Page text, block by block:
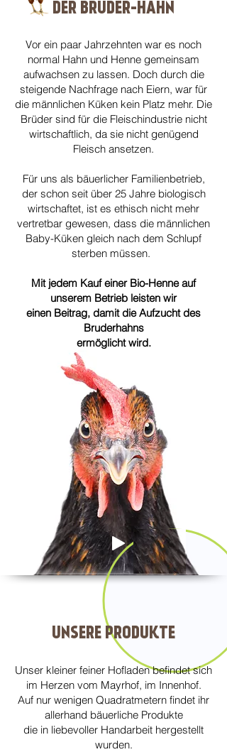
DER BRUDER-HAHN
Vor ein paar Jahrzehnten war es noch
normal Hahn und Henne gemeinsam
aufwachsen zu lassen. Doch durch die
steigende Nachfrage nach Eiern, war für
die männlichen Küken kein Platz mehr. Die
Brüder sind für die Fleischindustrie nicht
wirtschaftlich, da sie nicht genügend
Fleisch ansetzen.
Für uns als bäuerlicher Familienbetrieb,
der schon seit über 25 Jahre biologisch
wirtschaftet, ist es ethisch nicht mehr
vertretbar gewesen, dass die männlichen
Baby-Küken gleich nach dem Schlupf
sterben müssen.
Mit jedem Kauf einer Bio-Henne auf
unserem Betrieb leisten wir
einen Beitrag, damit die Aufzucht des
Bruderhahns
ermöglicht wird.
-00:03
UNSERE PRODUKTE
Unser kleiner feiner Hofladen befindet sich
im Herzen vom Mayrhof, im Innenhof.
Auf nur wenigen Quadratmetern findet ihr
allerhand bäuerliche Produkte
die in liebevoller Handarbeit hergestellt
wurden.